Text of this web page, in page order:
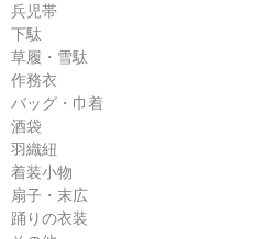
兵児帯
下駄
草履・雪駄
作務衣
バッグ・巾着
酒袋
羽織紐
着装小物
扇子・末広
踊りの衣装